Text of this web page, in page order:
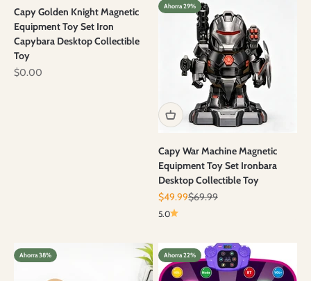
Capy Golden Knight Magnetic
Equipment Toy Set Iron
Capybara Desktop Collectible
Toy
Precio de oferta
$0.00
Ahorra 29%
Capy War Machine Magnetic
Equipment Toy Set Ironbara
Desktop Collectible Toy
Precio de oferta
$49.99Precio normal
$69.99
5.0
Ahorra 38% Ahorra 22%